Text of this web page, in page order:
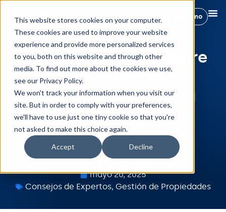
This website stores cookies on your computer.
These cookies are used to improve your website
experience and provide more personalized services
to you, both on this website and through other
media. To find out more about the cookies we use,
see our Privacy Policy.
We won't track your information when you visit our
site. But in order to comply with your preferences,
we'll have to use just one tiny cookie so that you're
not asked to make this choice again.
Accept Decline
Reservar demo
7 ventajas del software
de gestión de
propiedades para tu
Airbnb
mayo 20, 2025
Consejos de Expertos, Gestión de Propiedades